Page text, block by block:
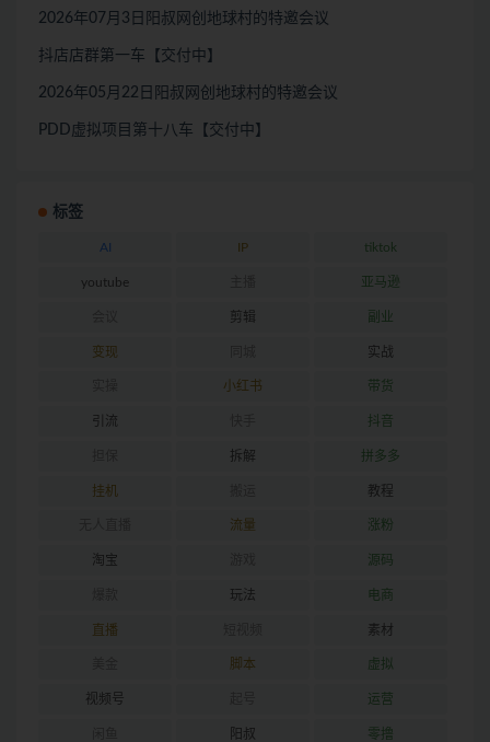
2026年07月3日阳叔网创地球村的特邀会议
抖店店群第一车【交付中】
2026年05月22日阳叔网创地球村的特邀会议
PDD虚拟项目第十八车【交付中】
标签
AI IP tiktok
youtube 亚马逊
剪辑 副业
变现 实战
小红书 带货
引流 抖音
拆解 拼多多
挂机 教程
流量 涨粉
淘宝 源码
玩法 电商
直播 素材
脚本 虚拟
视频号 运营
阳叔 零撸